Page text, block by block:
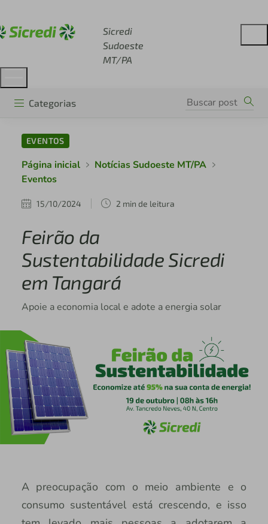
Sicredi
Sudoeste
MT/PA
Categorias
EVENTOS
Página inicial
Notícias Sudoeste MT/PA
Eventos
15/10/2024 2 min de leitura
Feirão da
Sustentabilidade Sicredi
em Tangará
Apoie a economia local e adote a energia solar
A preocupação com o meio ambiente e o
consumo sustentável está crescendo, e isso